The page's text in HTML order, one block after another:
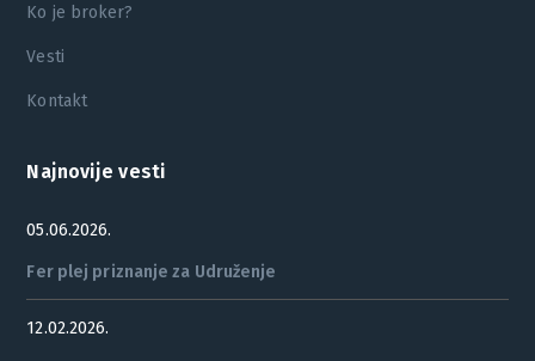
Ko je broker?
Vesti
Kontakt
Najnovije vesti
05.06.2026.
Fer plej priznanje za Udruženje
12.02.2026.